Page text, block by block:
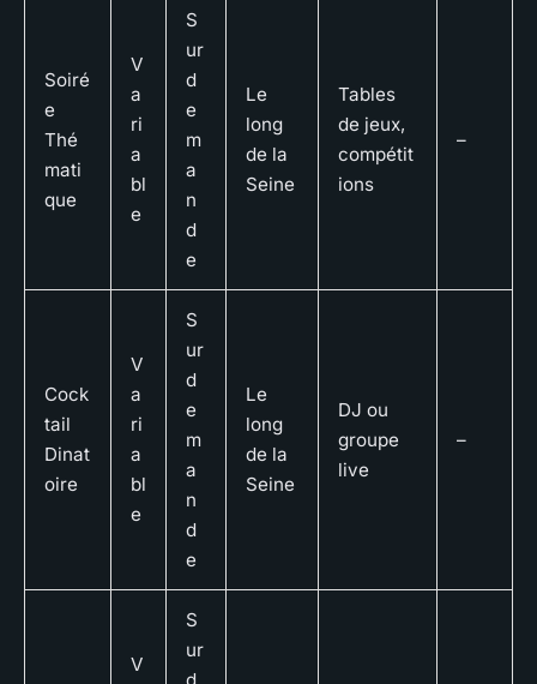
Soiré
e
Thé
mati
que
V
a
ri
a
bl
e
S
ur
d
e
m
a
n
d
e
Le
long
de la
Seine
Tables
de jeux,
compétit
ions
–
Cock
tail
Dinat
oire
V
a
ri
a
bl
e
S
ur
d
e
m
a
n
d
e
Le
long
de la
Seine
DJ ou
groupe
live
–
V
S
ur